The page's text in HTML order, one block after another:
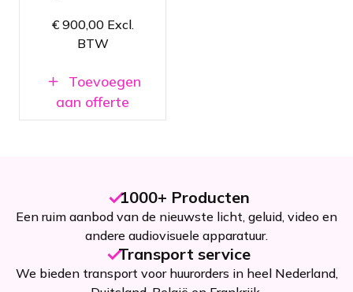
heel Europa
dankzij 2,4
GHz ISM-
Maximale
gebruiksduur
van 16 uur
€900,00Excl.
BTW
Toevoegen
aan offerte
1000+ Producten
Een ruim aanbod van de nieuwste licht, geluid, video en
andere audiovisuele apparatuur.
Transport service
We bieden transport voor huurorders in heel Nederland,